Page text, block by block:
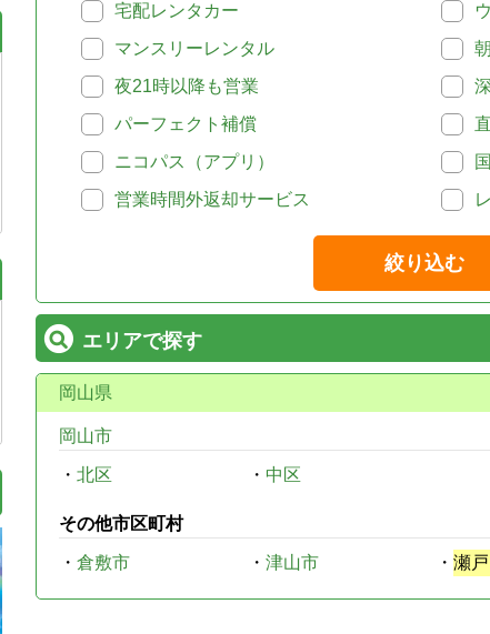
宅配レンタカー
マンスリーレンタル
夜21時以降も営業
パーフェクト補償
ニコパス（アプリ）
営業時間外返却サービス
絞り込む
エリアで探す
岡山県
岡山市
・ 北区 ・ 中区
その他市区町村
・ 倉敷市 ・ 津山市 ・ 瀬